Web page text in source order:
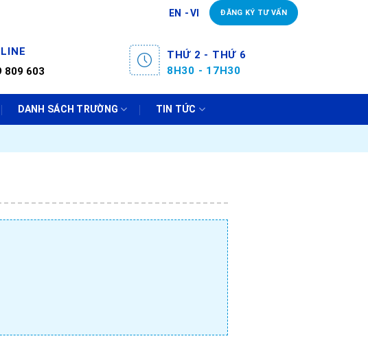
EN VI ĐĂNG KÝ TƯ VẤN
809 603
THỨ 2 - THỨ 6
8H30 - 17H30
DANH SÁCH TRƯỜNG TIN TỨC